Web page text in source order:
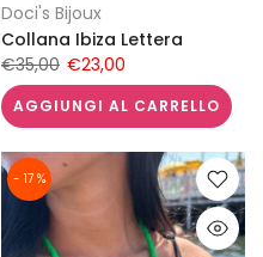
Doci's Bijoux
Collana Ibiza Lettera
€35,00 €23,00
AGGIUNGI AL CARRELLO
- 17 %